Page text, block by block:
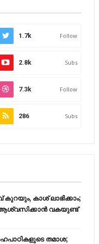
1.7k Follow
2.8k Subs
7.3k Follow
286 Subs
കാശ് ലാഭിക്കാം;
വകയുണ്ട്
തമാശ;